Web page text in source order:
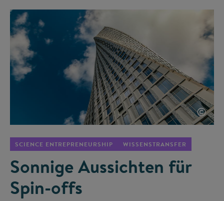
©
SCIENCE ENTREPRENEURSHIP WISSENSTRANSFER
Sonnige Aussichten für
Spin-offs